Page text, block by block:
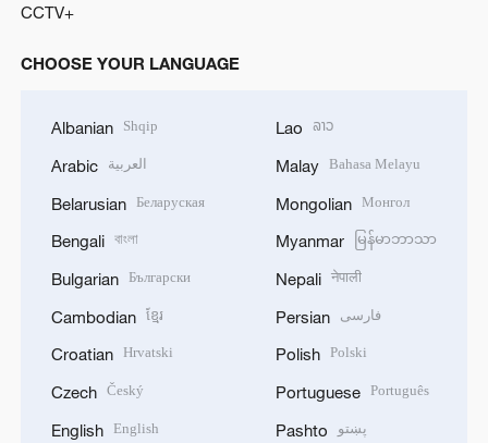
CCTV+
CHOOSE YOUR LANGUAGE
Albanian Shqip
Arabic العربية
Belarusian Беларуская
Bengali বাংলা
Bulgarian Български
Cambodian ខ្មែរ
Croatian Hrvatski
Czech Český
English English
Lao ລາວ
Malay Bahasa Melayu
Mongolian Монгол
Myanmar မြန်မာဘာသာ
Nepali नेपाली
Persian فارسی
Polish Polski
Portuguese Português
Pashto پښتو